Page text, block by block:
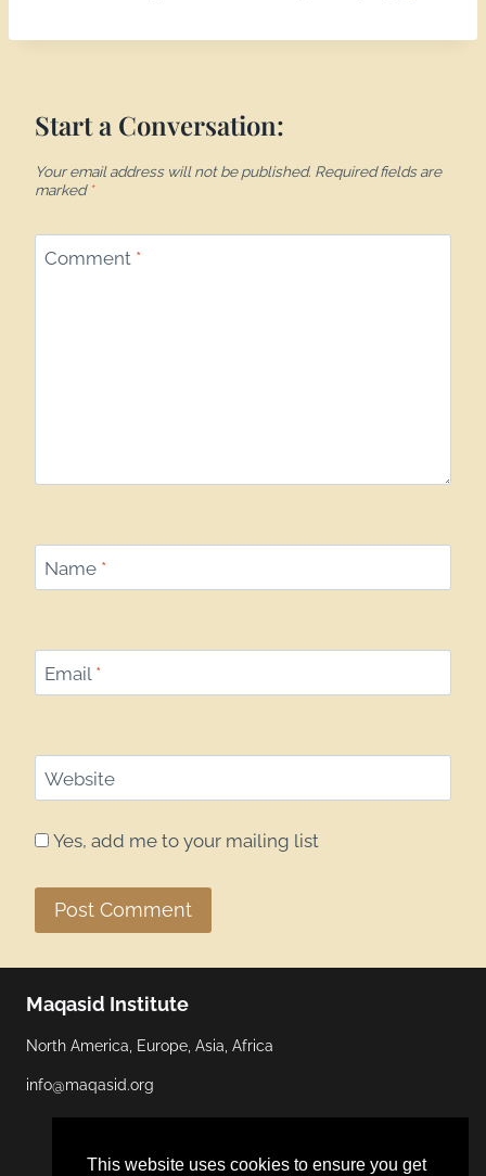
This website uses cookies to ensure you get
Start a Conversation:
Your email address will not be published. Required fields are
marked *
Comment *
Name *
Email *
Website
Yes, add me to your mailing list
Maqasid Institute
North America, Europe, Asia, Africa
info@maqasid.org